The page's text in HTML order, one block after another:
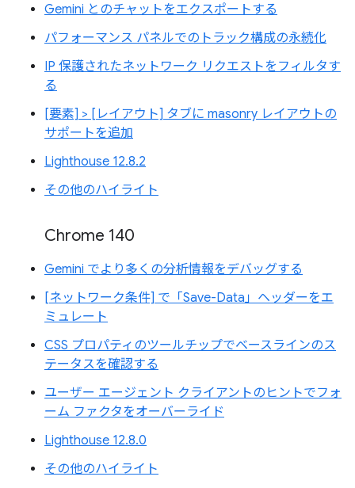
Gemini とのチャットをエクスポートする
パフォーマンス パネルでのトラック構成の永続化
IP 保護されたネットワーク リクエストをフィルタす
る
[要素] > [レイアウト] タブに masonry レイアウトの
サポートを追加
Lighthouse 12.8.2
その他のハイライト
Chrome 140
Gemini でより多くの分析情報をデバッグする
[ネットワーク条件] で「Save-Data」ヘッダーをエ
ミュレート
CSS プロパティのツールチップでベースラインのス
テータスを確認する
ユーザー エージェント クライアントのヒントでフォ
ーム ファクタをオーバーライド
Lighthouse 12.8.0
その他のハイライト